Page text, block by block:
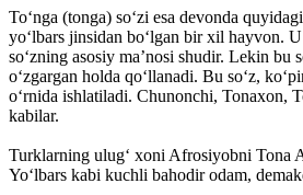
To‘nga (tonga) so‘zi esa devonda
yo‘lbars jinsidan bo‘lgan bir xil hayvon.
so‘zning asosiy ma’nosi shudir. Lekin bu
o‘zgargan holda qo‘llanadi. Bu so‘z,
o‘rnida ishlatiladi. Chunonchi, Tonaxon,
kabilar.
Turklarning ulug‘ xoni Afrosiyobni Tona
Yo‘lbars kabi kuchli bahodir odam,